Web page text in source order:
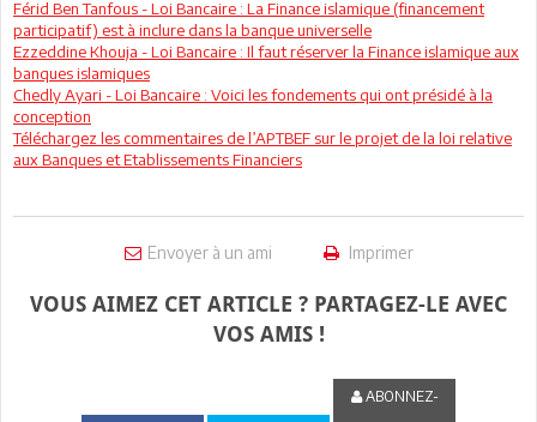
Férid Ben Tanfous - Loi Bancaire : La Finance islamique (financement
participatif) est à inclure dans la banque universelle
Ezzeddine Khouja - Loi Bancaire : Il faut réserver la Finance islamique aux
banques islamiques
Chedly Ayari - Loi Bancaire : Voici les fondements qui ont présidé à la
conception
Téléchargez les commentaires de l’APTBEF sur le projet de la loi relative
aux Banques et Etablissements Financiers
Envoyer à un ami Imprimer
VOUS AIMEZ CET ARTICLE ? PARTAGEZ-LE AVEC
VOS AMIS !
ABONNEZ-